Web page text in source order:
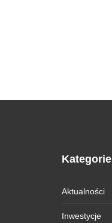
Kategorie
Aktualności
Inwestycje